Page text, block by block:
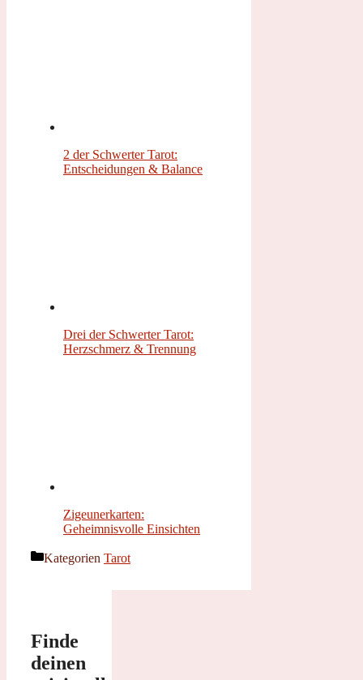
2 der Schwerter Tarot:
Entscheidungen & Balance
Drei der Schwerter Tarot:
Herzschmerz & Trennung
Zigeunerkarten:
Geheimnisvolle Einsichten
Kategorien Tarot
Finde
deinen